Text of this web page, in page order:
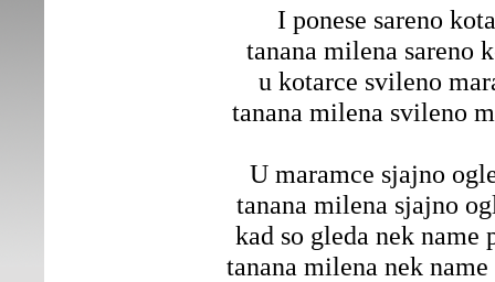
I ponese sareno
tanana milena sareno
u kotarce svileno
tanana milena svileno
U maramce sjajno
tanana milena sjajno
kad so gleda nek name
tanana milena nek